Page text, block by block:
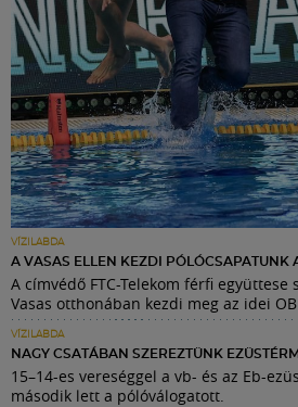
VÍZILABDA
A VASAS ELLEN KEZDI PÓLÓCSAPATUNK
A címvédő FTC-Telekom férfi együttese
Vasas otthonában kezdi meg az idei
VÍZILABDA
NAGY CSATÁBAN SZEREZTÜNK
15–14-es vereséggel a vb- és az Eb-
második lett a pólóválogatott.